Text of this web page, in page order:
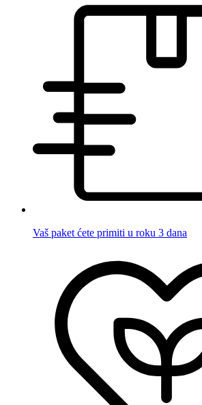
Vaš paket ćete primiti u roku 3 dana